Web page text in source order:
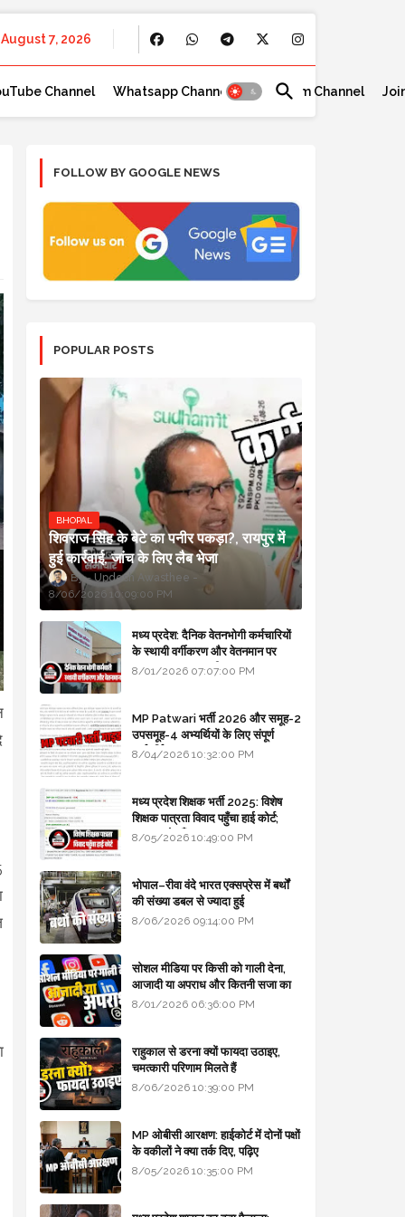
August 7, 2026
Channel Whatsapp Channel Telegram Channel
FOLLOW BY GOOGLE NEWS
POPULAR POSTS
BHOPAL
शिवराज सिंह के बेटे का पनीर पकड़ा?, रायपुर में
हुई कार्रवाई, जांच के लिए लैब भेजा
Updesh Awasthee
8/06/2026 10:09:00 PM
मध्य प्रदेश: दैनिक वेतनभोगी कर्मचारियों
के स्थायी वर्गीकरण और वेतनमान पर
सरकार का बड़ा स्पष्टीकरण
8/01/2026 07:07:00 PM
MP Patwari भर्ती 2026 और समूह-2
उपसमूह-4 अभ्यर्थियों के लिए संपूर्ण
मार्गदर्शिका
8/04/2026 10:32:00 PM
मध्य प्रदेश शिक्षक भर्ती 2025: विशेष
शिक्षक पात्रता विवाद पहुँचा हाई कोर्ट;
सरकार से माँगा जवाब
8/05/2026 10:49:00 PM
भोपाल–रीवा वंदे भारत एक्सप्रेस में बर्थों
की संख्या डबल से ज्यादा हुई
8/06/2026 09:14:00 PM
सोशल मीडिया पर किसी को गाली देना,
आजादी या अपराध और कितनी सजा का
प्रावधान - free legal advice
8/01/2026 06:36:00 PM
राहुकाल से डरना क्यों फायदा उठाइए,
चमत्कारी परिणाम मिलते हैं
8/06/2026 10:39:00 PM
MP ओबीसी आरक्षण: हाईकोर्ट में दोनों पक्षों
के वकीलों ने क्या तर्क दिए, पढ़िए
8/05/2026 10:35:00 PM